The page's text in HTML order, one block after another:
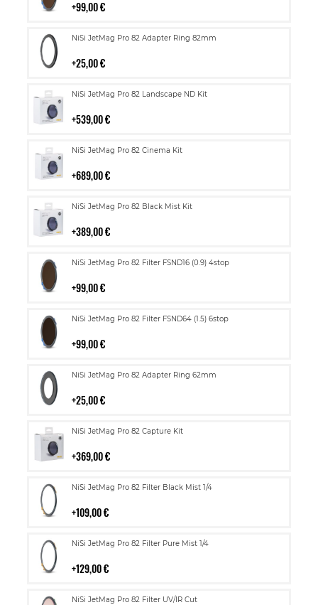
99,00 €
NiSi JetMag Pro 82 Adapter Ring 82mm
25,00 €
Lisää
NiSi JetMag Pro 82 Landscape ND Kit
539,00 €
Lisää
NiSi JetMag Pro 82 Cinema Kit
689,00 €
Lisää
NiSi JetMag Pro 82 Black Mist Kit
389,00 €
Lisää
NiSi JetMag Pro 82 Filter FSND16 (0.9) 4stop
99,00 €
Lisää
NiSi JetMag Pro 82 Filter FSND64 (1.5) 6stop
99,00 €
Lisää
NiSi JetMag Pro 82 Adapter Ring 62mm
25,00 €
Lisää
NiSi JetMag Pro 82 Capture Kit
369,00 €
Lisää
NiSi JetMag Pro 82 Filter Black Mist 1/4
109,00 €
Lisää
NiSi JetMag Pro 82 Filter Pure Mist 1/4
129,00 €
Lisää
NiSi JetMag Pro 82 Filter UV/IR Cut
Lisää